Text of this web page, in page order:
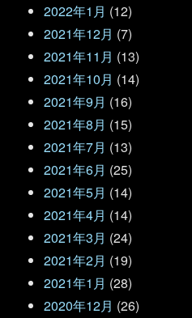
2022年1月 (12)
2021年12月 (7)
2021年11月 (13)
2021年10月 (14)
2021年9月 (16)
2021年8月 (15)
2021年7月 (13)
2021年6月 (25)
2021年5月 (14)
2021年4月 (14)
2021年3月 (24)
2021年2月 (19)
2021年1月 (28)
2020年12月 (26)